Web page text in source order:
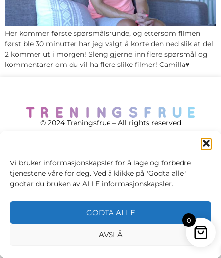
Vi bruker informasjonskapsler for å lage og forbedre
tjenestene våre for deg. Ved å klikke på "Godta alle"
godtar du bruken av ALLE informasjonskapsler.
GODTA ALLE
AVSLÅ
Her kommer første spørsmålsrunde, og ettersom filmen
først ble 30 minutter har jeg valgt å korte den ned slik at del
2 kommer ut i morgen! Sleng gjerne inn flere spørsmål og
kommentarer om du vil ha flere slike filmer! Camilla♥
© 2024 Treningsfrue – All rights reserved
Cookie policy
Personvernsvilkår
0